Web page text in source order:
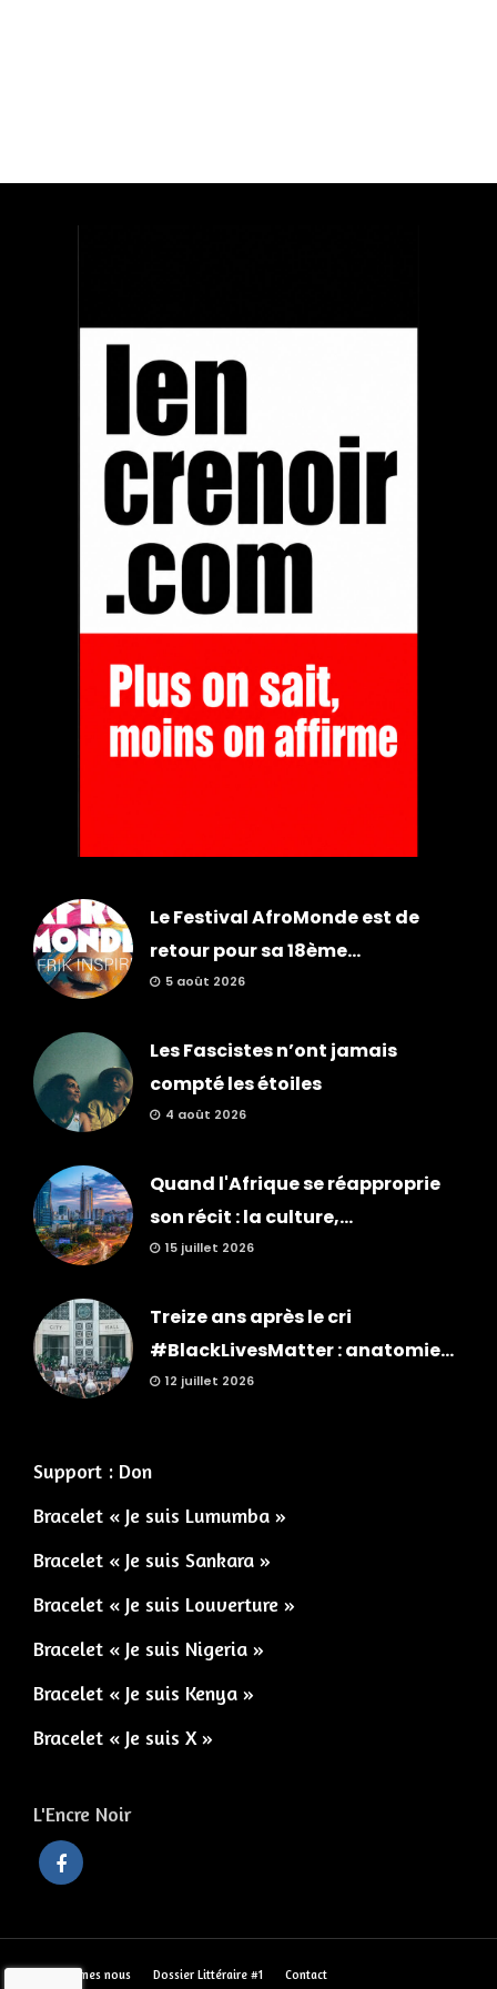
Le Festival AfroMonde est de
retour pour sa 18ème...
5 août 2026
Les Fascistes n’ont jamais
compté les étoiles
4 août 2026
Quand l'Afrique se réapproprie
son récit : la culture,...
15 juillet 2026
Treize ans après le cri
#BlackLivesMatter : anatomie...
12 juillet 2026
Support : Don
Bracelet « Je suis Lumumba »
Bracelet « Je suis Sankara »
Bracelet « Je suis Louverture »
Bracelet « Je suis Nigeria »
Bracelet « Je suis Kenya »
Bracelet « Je suis X »
L'Encre Noir
Qui sommes nous Dossier Littéraire #1
Contact